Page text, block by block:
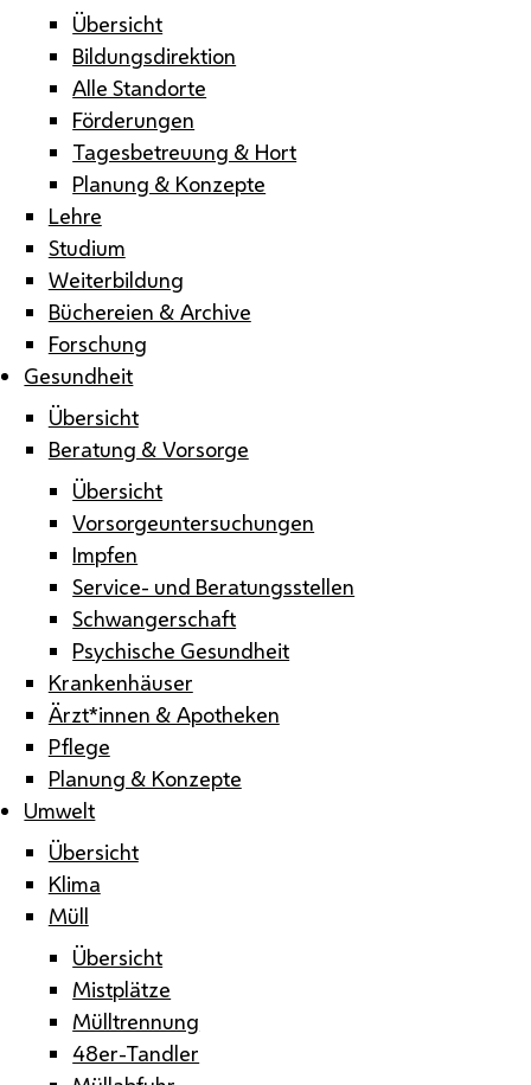
Übersicht
Bildungsdirektion
Alle Standorte
Förderungen
Tagesbetreuung & Hort
Planung & Konzepte
Lehre
Studium
Weiterbildung
Büchereien & Archive
Forschung
Gesundheit
Übersicht
Beratung & Vorsorge
Übersicht
Vorsorgeuntersuchungen
Impfen
Service- und Beratungsstellen
Schwangerschaft
Psychische Gesundheit
Krankenhäuser
Ärzt*innen & Apotheken
Pflege
Planung & Konzepte
Umwelt
Übersicht
Klima
Müll
Übersicht
Mistplätze
Mülltrennung
48er-Tandler